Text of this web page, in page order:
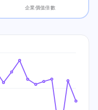
企業價值倍數